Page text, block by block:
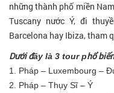
những thành phố miền
Tuscany nước Ý, đi
Barcelona hay Ibiza, tham
Dưới đây là 3 tour phổ
1. Pháp – Luxembourg –
2. Pháp – Thụy Sĩ – Ý